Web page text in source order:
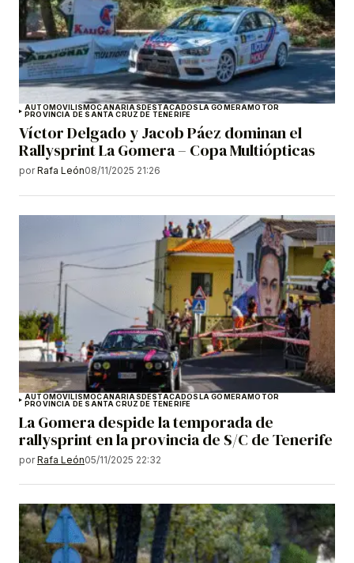
AUTOMOVILISMOCANARIAS DESTACADOS LA GOMERAMOTOR
PROVINCIA DE SANTA CRUZ DE TENERIFE
Víctor Delgado y Jacob Páez dominan el
Rallysprint La Gomera – Copa Multiópticas
por Rafa León08/11/2025 21:26
AUTOMOVILISMOCANARIASDESTACADOSLA GOMERAMOTOR
PROVINCIA DE SANTA CRUZ DE TENERIFE
La Gomera despide la temporada de
rallysprint en la provincia de S/C de Tenerife
por Rafa León05/11/2025 22:32